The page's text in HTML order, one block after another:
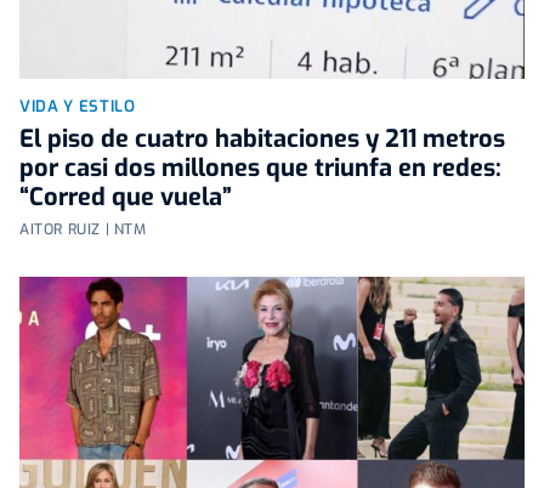
VIDA Y ESTILO
El piso de cuatro habitaciones y 211 metros
por casi dos millones que triunfa en redes:
“Corred que vuela”
AITOR RUIZ | NTM